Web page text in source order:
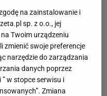
na zainstalowanie i
sp. z o.o., jej
Twoim urządzeniu
zmienić swoje preferencje
narzędzie do zarządzania
danych poprzez
w stopce serwisu i
Zmiana